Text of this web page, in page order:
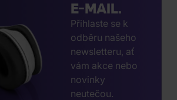
E-MAIL.
Přihlaste se k
odběru našeho
newsletteru, ať
vám akce nebo
novinky
neutečou.